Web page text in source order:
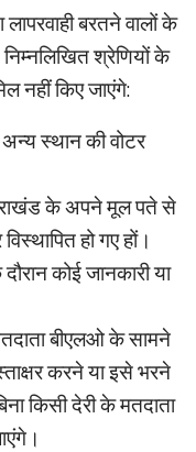
बरतने वालों के
श्रेणियों के
नहीं किए जाएंगे:
स्थान की वोटर
के अपने मूल पते से
हो गए हों।
कोई जानकारी या
बीएलओ के सामने
करने या इसे भरने
किसी देरी के मतदाता